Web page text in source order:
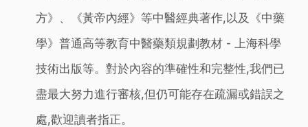
方》、《黃帝內經》等中醫經典著作,以及《中藥
學》普通高等教育中醫藥類規劃教材 - 上海科學
技術出版等。對於內容的準確性和完整性,我們已
盡最大努力進行審核,但仍可能存在疏漏或錯誤之
處,歡迎讀者指正。